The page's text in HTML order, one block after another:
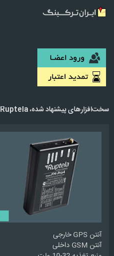
سخت‌افزارهای پیشنهاد شده، Ruptela
آنتن GPS خارجی
آنتن GSM داخلی